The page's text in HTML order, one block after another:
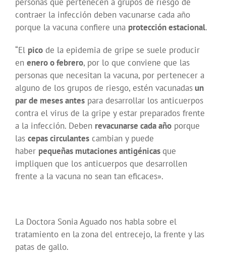
contraer la infección deben vacunarse cada año
porque la vacuna confiere una protección estacional.
“El pico de la epidemia de gripe se suele producir
en enero o febrero, por lo que conviene que las
personas que necesitan la vacuna, por pertenecer a
alguno de los grupos de riesgo, estén vacunadas un
par de meses antes para desarrollar los anticuerpos
contra el virus de la gripe y estar preparados frente
a la infección. Deben revacunarse cada año porque
las cepas circulantes cambian y puede
haber pequeñas mutaciones antigénicasque
impliquen que los anticuerpos que desarrollen
frente a la vacuna no sean tan eficaces».
La Doctora Sonia Aguado nos habla sobre el
tratamiento en la zona del entrecejo, la frente y las
patas de gallo.